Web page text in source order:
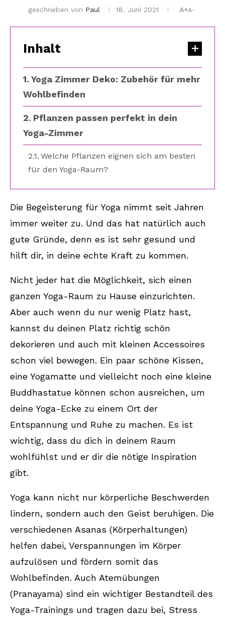
geschrieben von Paul 18. Juni 2021 A+A-
Inhalt
Yoga Zimmer Deko: Zubehör für mehr
Wohlbefinden
Pflanzen passen perfekt in dein
Yoga-Zimmer
Welche Pflanzen eignen sich am besten
für den Yoga-Raum?
Die Begeisterung für Yoga nimmt seit Jahren
immer weiter zu. Und das hat natürlich auch
gute Gründe, denn es ist sehr gesund und
hilft dir, in deine echte Kraft zu kommen.
Nicht jeder hat die Möglichkeit, sich einen
ganzen Yoga-Raum zu Hause einzurichten.
Aber auch wenn du nur wenig Platz hast,
kannst du deinen Platz richtig schön
dekorieren und auch mit kleinen Accessoires
schon viel bewegen. Ein paar schöne Kissen,
eine Yogamatte und vielleicht noch eine kleine
Buddhastatue können schon ausreichen, um
deine Yoga-Ecke zu einem Ort der
Entspannung und Ruhe zu machen. Es ist
wichtig, dass du dich in deinem Raum
wohlfühlst und er dir die nötige Inspiration
gibt.
Yoga kann nicht nur körperliche Beschwerden
lindern, sondern auch den Geist beruhigen. Die
verschiedenen Asanas (Körperhaltungen)
helfen dabei, Verspannungen im Körper
aufzulösen und fördern somit das
Wohlbefinden. Auch Atemübungen
(Pranayama) sind ein wichtiger Bestandteil des
Yoga-Trainings und tragen dazu bei, Stress